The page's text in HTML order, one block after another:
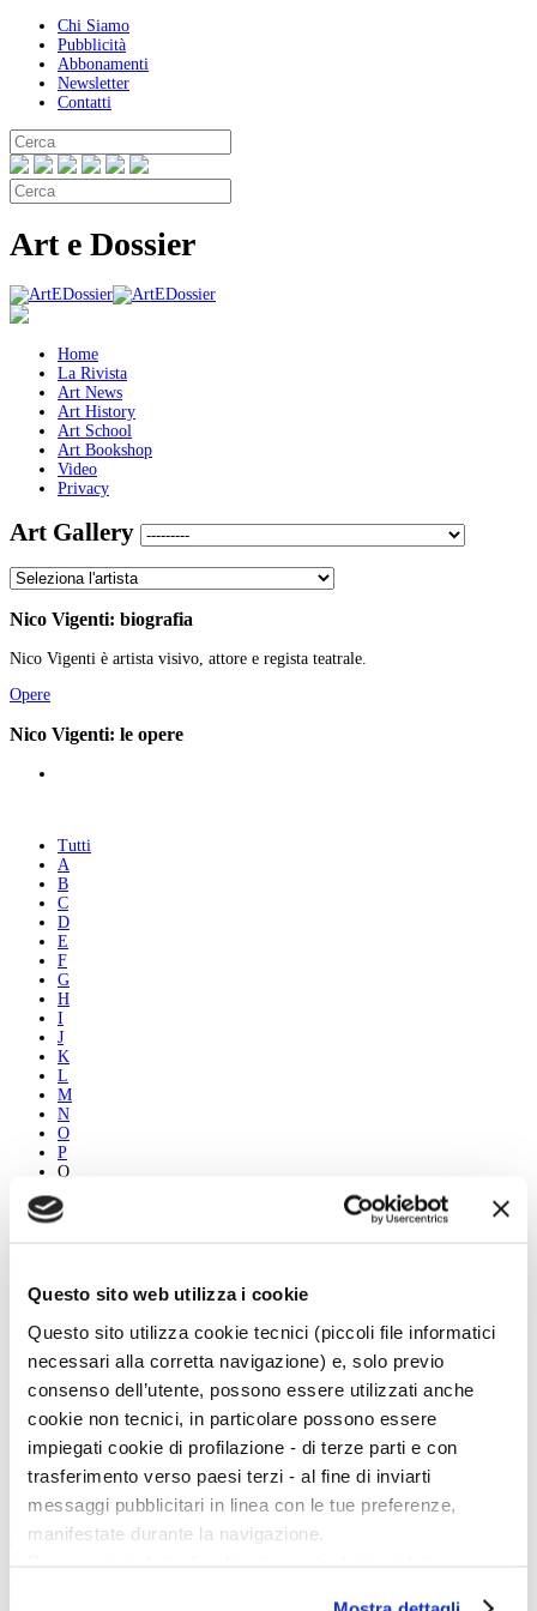
Questo sito web utilizza i cookie
Questo sito utilizza cookie tecnici (piccoli file informatici
necessari alla corretta navigazione) e, solo previo
consenso dell’utente, possono essere utilizzati anche
cookie non tecnici, in particolare possono essere
impiegati cookie di profilazione - di terze parti e con
trasferimento verso paesi terzi - al fine di inviarti
messaggi pubblicitari in linea con le tue preferenze,
manifestate durante la navigazione.
Chi Siamo
Pubblicità
Abbonamenti
Newsletter
Contatti
Art e Dossier
Home
La Rivista
Art News
Art History
Art School
Art Bookshop
Video
Privacy
Art Gallery
Nico Vigenti: biografia
Nico Vigenti è artista visivo, attore e regista teatrale.
Opere
Nico Vigenti: le opere
Tutti
A
B
C
D
E
F
G
H
I
J
K
L
M
N
O
P
Q
S
X
Z
Nico Vigenti
Le opere
Vedi tutti